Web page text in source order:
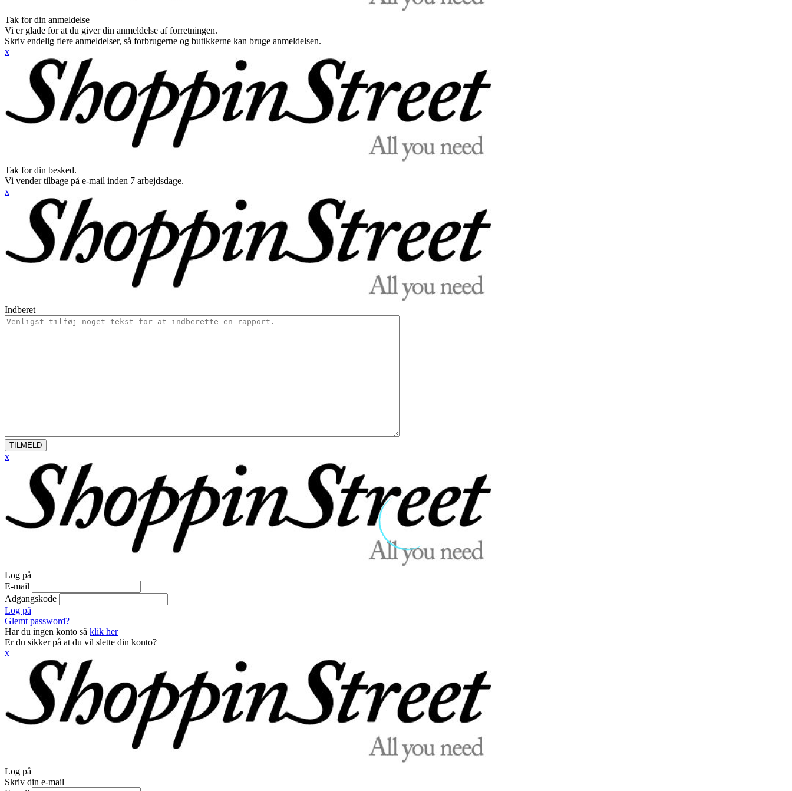
Tak for din anmeldelse
Vi er glade for at du giver din anmeldelse af forretningen.
Skriv endelig flere anmeldelser, så forbrugerne og butikkerne kan bruge anmeldelsen.
x
Tak for din besked.
Vi vender tilbage på e-mail inden 7 arbejdsdage.
x
Indberet
TILMELD
x
Log på
E-mail
Adgangskode
Log på
Glemt password?
Har du ingen konto så klik her
Er du sikker på at du vil slette din konto?
x
Log på
Skriv din e-mail